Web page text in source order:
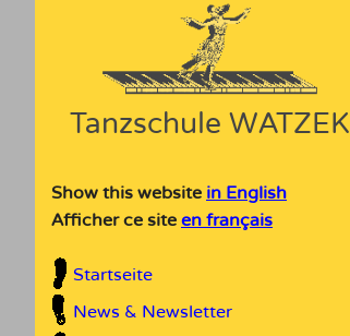
Tanzschule WATZEK
Show this website in English
Afficher ce site en français
Startseite
News & Newsletter